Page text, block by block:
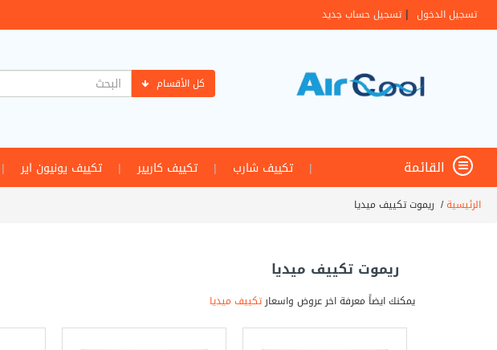
تسجيل الدخول | تسجيل حساب جديد
كل الأقسام
القائمة | تكييف شارب | تكييف كاريير | تكييف يونيون اير |
الرئيسية/ ريموت تكييف ميديا
ريموت تكييف ميديا
يمكنك ايضاً معرفة اخر عروض واسعارتكييف ميديا